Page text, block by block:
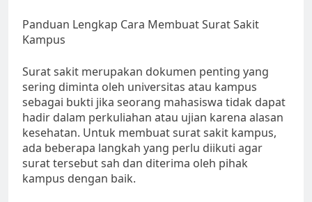
Panduan Lengkap Cara Membuat Surat Sakit
Kampus
Surat sakit merupakan dokumen penting yang
sering diminta oleh universitas atau kampus
sebagai bukti jika seorang mahasiswa tidak dapat
hadir dalam perkuliahan atau ujian karena alasan
kesehatan. Untuk membuat surat sakit kampus,
ada beberapa langkah yang perlu diikuti agar
surat tersebut sah dan diterima oleh pihak
kampus dengan baik.